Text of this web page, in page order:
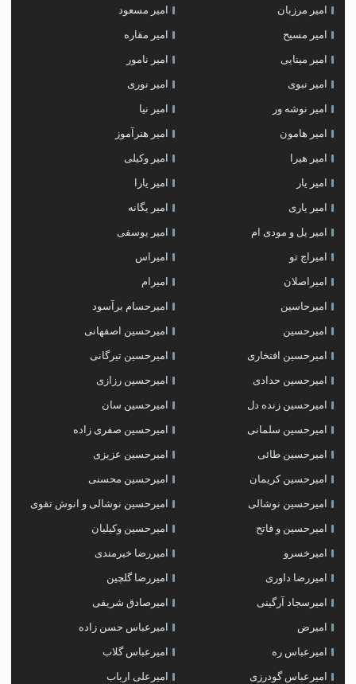
امیر مرزبان امیر مسعود
امیر مسیح امیر مقاره
امیر مینایی امیر نامور
امیر نبوی امیر نوری
امیر نوشه ور امیر نیا
امیر هامون امیر هنرآموز
امیر هیرا امیر وکیلی
امیر یار امیر یارا
امیر یاری امیر یگانه
امیر یل و مودی ام امیر یوسفی
امیراچ تو امیراس
امیراصلان امیرام
امیرحاسین امیرحسام برآسود
امیرحسین امیرحسین اصفهانی
امیرحسین افتخاری امیرحسین تیرگانی
امیرحسین حدادی امیرحسین رزازی
امیرحسین زنده دل امیرحسین سان
امیرحسین سلمانی امیرحسین صفری زاده
امیرحسین طائی امیرحسین عزیزی
امیرحسین کریمان امیرحسین محسنی
امیرحسین نوشالی امیرحسین نوشالی و انوش تقوی
امیرحسین و فاتح امیرحسین وکیلیان
امیرخسرو امیررضا خیرمندی
امیررضا داوری امیررضا گلچین
امیرسجاد آرگینی امیرصادق شریفی
امیرض امیرعباس حسن زاده
امیرعباس ره امیرعباس گلاب
امیرعباس گودرزی امیرعلی ارباب